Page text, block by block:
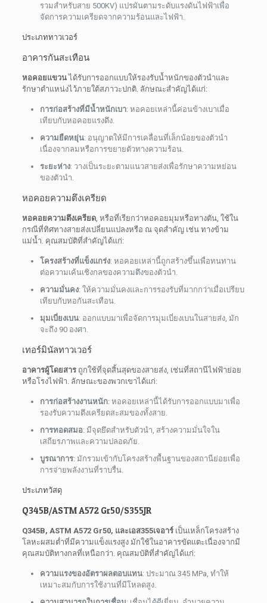
รวมสำหรับสาย 500KV) แปรผันตามระดับแรงดันไฟฟ้าเพื่อ
จัดการความเครียดจากความร้อนและไฟฟ้า.
ประเภททาวเวอร์
อาคารกันสะเทือน
หอคอยแขวนได้รับการออกแบบให้รองรับน้ำหนักของตัวนำและ
รักษาตำแหน่งไว้ภายใต้สภาวะปกติ. ลักษณะสำคัญได้แก่:
การก่อสร้างที่มีน้ำหนักเบา: หอคอยเหล่านี้ค่อนข้างเบาเมื่อ
เทียบกับหอคอยแรงดึง.
ความยืดหยุ่น: อนุญาตให้มีการเคลื่อนที่เล็กน้อยของตัวนำ
เนื่องจากลมหรือการขยายตัวทางความร้อน.
ระยะห่าง: วางเป็นระยะตามแนวสายส่งเพื่อรักษาความหย่อน
ของตัวนำ.
หอคอยความตึงเครียด
หอคอยความตึงเครียด, หรือที่เรียกว่าหอคอยมุมหรือทางตัน, ใช้ใน
กรณีที่ทิศทางสายส่งเปลี่ยนแปลงหรือ ณ จุดสำคัญ เช่น ทางข้าม
แม่น้ำ. คุณสมบัติที่สำคัญได้แก่:
โครงสร้างที่แข็งแกร่ง: หอคอยเหล่านี้ถูกสร้างขึ้นเพื่อทนทาน
ต่อความเค้นเชิงกลของความตึงของตัวนำ.
ความมั่นคง: ให้ความมั่นคงและการรองรับที่มากกว่าเมื่อเปรียบ
เทียบกับหอกันสะเทือน.
มุมเบี่ยงเบน: ออกแบบมาเพื่อจัดการมุมเบี่ยงเบนในสายส่ง, มัก
จะถึง 90 องศา.
เทอร์มินัลทาวเวอร์
อาคารผู้โดยสารถูกใช้ที่จุดสิ้นสุดของสายส่ง, เช่นที่สถานีไฟฟ้าย่อย
หรือโรงไฟฟ้า. ลักษณะของพวกเขาได้แก่:
การก่อสร้างงานหนัก: หอคอยเหล่านี้ได้รับการออกแบบมาเพื่อ
รองรับความตึงเครียดสะสมของทั้งสาย.
การทอดสมอ: มีจุดยึดสำหรับตัวนำ, สร้างความมั่นใจใน
เสถียรภาพและความปลอดภัย.
บูรณาการ: มักรวมเข้ากับโครงสร้างพื้นฐานของสถานีย่อยเพื่อ
การจ่ายพลังงานที่ราบรื่น.
ประเภทวัสดุ
Q345B/ASTM A572 Gr50/S355JR
Q345B, ASTM A572 Gr50, และเอส355เจอาร์เป็นเหล็กโครงสร้าง
โลหะผสมต่ำที่มีความแข็งแรงสูง มักใช้ในอาคารขัดแตะเนื่องจากมี
คุณสมบัติทางกลที่เหนือกว่า. คุณสมบัติที่สำคัญได้แก่:
ความแรงของอัตราผลตอบแทน: ประมาณ 345 MPa, ทำให้
เหมาะสมกับการใช้งานที่มีโหลดสูง.